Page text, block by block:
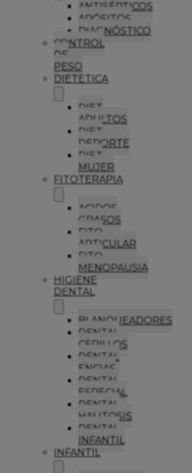
ANTISÉPTICOS
APÓSITOS
DIAGNÓSTICO
CONTROL
DE
PESO
DIETETICA
DIET
ADULTOS
DIET
DEPORTE
DIET
MUJER
FITOTERAPIA
ACIDOS
GRASOS
FITO
ARTICULAR
FITO
MENOPAUSIA
HIGIENE
DENTAL
BLANQUEADORES
DENTAL
CEPILLOS
DENTAL
ENCIAS
DENTAL
ESPECIAL
DENTAL
HALITOSIS
DENTAL
INFANTIL
INFANTIL